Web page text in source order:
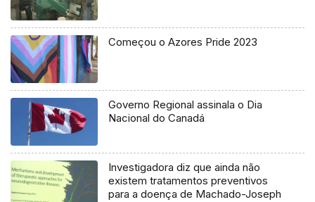
Começou o Azores Pride 2023
Governo Regional assinala o Dia
Nacional do Canadá
Investigadora diz que ainda não
existem tratamentos preventivos
para a doença de Machado-Joseph